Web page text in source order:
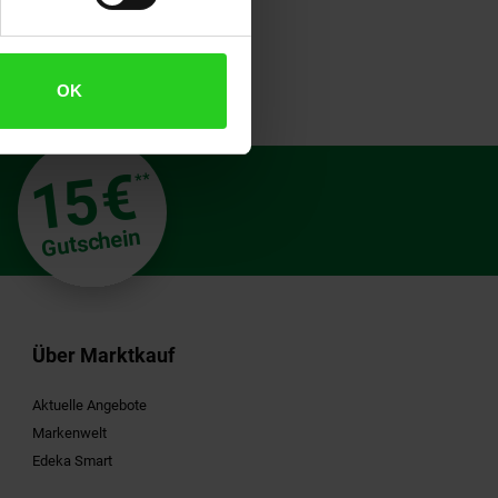
OK
15€**
Gutschein
Über Marktkauf
Aktuelle Angebote
Markenwelt
Edeka Smart